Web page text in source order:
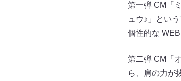
第一弾 CM『
ュウ♪」とい
個性的な WEB
第二弾 CM『
ら、肩の力が